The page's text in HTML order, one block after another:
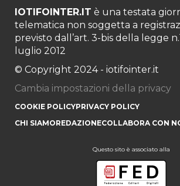
IOTIFOINTER.IT è una testata
telematica non soggetta a
previsto dall’art. 3-bis della legge
luglio 2012
© Copyright 2024 - iotifointer.it
Cambia impostazioni della privacy
COOKIE POLICYPRIVACY POLICY
CHI SIAMOREDAZIONECOLLABORA CON
Questo sito è associato alla